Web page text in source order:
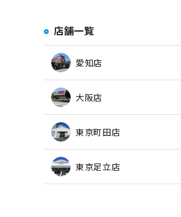
店舗一覧
愛知店
大阪店
東京町田店
東京足立店